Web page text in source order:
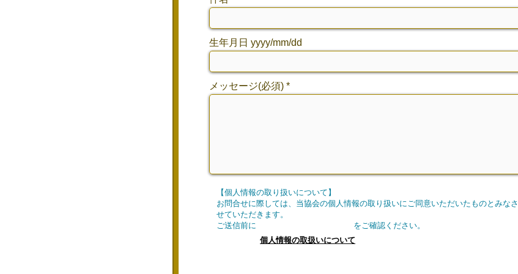
【個人情報の取り扱いについて】
お問合せに際しては、当協会の個人情報の取り扱いにご同意いただいたものとみなさ
せていただきます。
ご送信前に をご確認ください。
個人情報の取扱いについて
生年月日 yyyy/mm/dd
メッセージ(必須)